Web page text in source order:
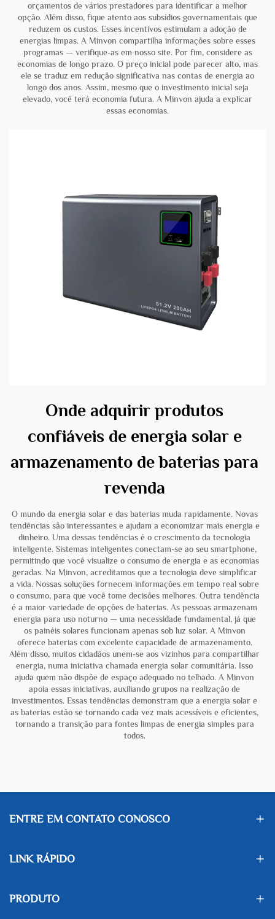
orçamentos de vários prestadores para identificar a melhor
opção. Além disso, fique atento aos subsídios governamentais que
reduzem os custos. Esses incentivos estimulam a adoção de
energias limpas. A Minvon compartilha informações sobre esses
programas — verifique-as em nosso site. Por fim, considere as
economias de longo prazo. O preço inicial pode parecer alto, mas
ele se traduz em redução significativa nas contas de energia ao
longo dos anos. Assim, mesmo que o investimento inicial seja
elevado, você terá economia futura. A Minvon ajuda a explicar
essas economias.
Onde adquirir produtos
confiáveis de energia solar e
armazenamento de baterias para
revenda
O mundo da energia solar e das baterias muda rapidamente. Novas
tendências são interessantes e ajudam a economizar mais energia e
dinheiro. Uma dessas tendências é o crescimento da tecnologia
inteligente. Sistemas inteligentes conectam-se ao seu smartphone,
permitindo que você visualize o consumo de energia e as economias
geradas. Na Minvon, acreditamos que a tecnologia deve simplificar
a vida. Nossas soluções fornecem informações em tempo real sobre
o consumo, para que você tome decisões melhores. Outra tendência
é a maior variedade de opções de baterias. As pessoas armazenam
energia para uso noturno — uma necessidade fundamental, já que
os painéis solares funcionam apenas sob luz solar. A Minvon
oferece baterias com excelente capacidade de armazenamento.
Além disso, muitos cidadãos unem-se aos vizinhos para compartilhar
energia, numa iniciativa chamada energia solar comunitária. Isso
ajuda quem não dispõe de espaço adequado no telhado. A Minvon
apoia essas iniciativas, auxiliando grupos na realização de
investimentos. Essas tendências demonstram que a energia solar e
as baterias estão se tornando cada vez mais acessíveis e eficientes,
tornando a transição para fontes limpas de energia simples para
todos.
ENTRE EM CONTATO CONOSCO
LINK RÁPIDO
PRODUTO